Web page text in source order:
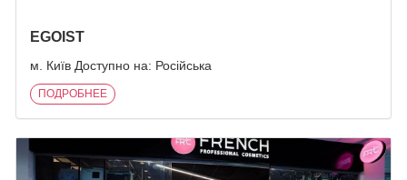
EGOIST
м. Київ Доступно на: Російська
ПОДРОБНЕЕ